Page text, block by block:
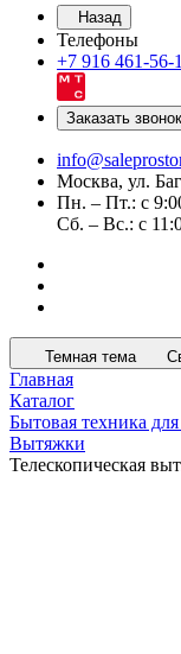
Назад
Телефоны
+7 916 461-56-
Заказать звонок
Москва, ул.
Пн. – Пт.: с
Сб. – Вс.: с
Темная тема
Главная
Каталог
Бытовая техника
Вытяжки
Телескопическая